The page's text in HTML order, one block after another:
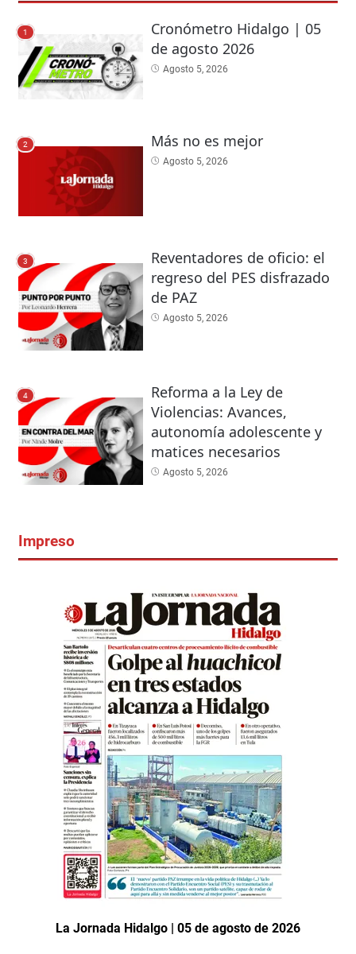
1
Cronómetro Hidalgo | 05
de agosto 2026
Agosto 5, 2026
2 Más no es mejor
Agosto 5, 2026
3
Reventadores de oficio: el
regreso del PES disfrazado
de PAZ
Agosto 5, 2026
4
Reforma a la Ley de
Violencias: Avances,
autonomía adolescente y
matices necesarios
Agosto 5, 2026
Impreso
La Jornada Hidalgo | 05 de agosto de 2026